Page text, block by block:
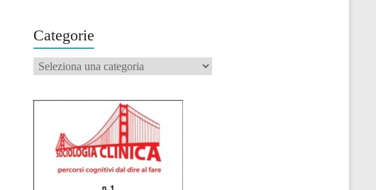
Categorie
Categorie